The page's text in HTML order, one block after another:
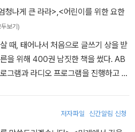
대답했다. 그러자 곧바로 평범한 M. J.
틱 바르는 걸 싫어할뿐더러, 그걸 바르
었다. 그 애의 치아처럼 깨끗한 연필.
연과 나무의 냄새를 맡아 보았다. 연필
을 것만 같았다. 나는 다시 전화번호를
만히 들여다봤다.
보다가 수화기를 집어 들었다.
청나게 큰 라라>,<어린이를 위한 요한
보기)
때, 태어나서 처음으로 글쓰기 상을 받
을 위해 400권 남짓한 책을 썼다. AB
램과 라디오 프로그램을 진행하고 있
있도록 풀무질하는 데 깊은 애정을 쏟
으로 《엄청나게 큰 라라》《할까? 말
저자파일 신간알림 신청